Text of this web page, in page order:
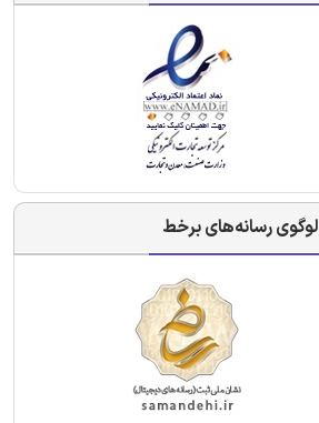
لوگوی رسانه‌های برخط